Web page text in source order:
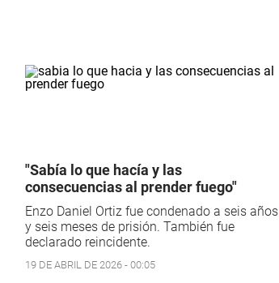
"Sabía lo que hacía y las
consecuencias al prender fuego"
Enzo Daniel Ortiz fue condenado a seis años
y seis meses de prisión. También fue
declarado reincidente.
19 DE ABRIL DE 2026 - 00:05